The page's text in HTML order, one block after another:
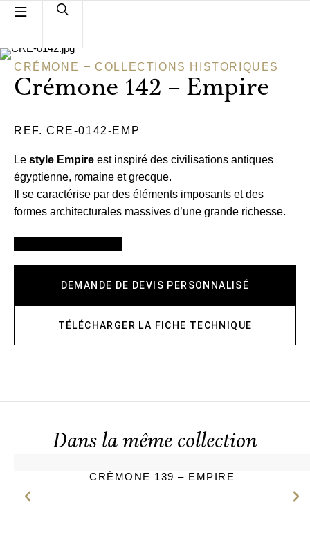
CRÉMONE COLLECTIONS HISTORIQUES
Crémone 142 – Empire
REF. CRE-0142-EMP
Le style Empire est inspiré des civilisations antiques
égyptienne, romaine et grecque.
Il se caractérise par des éléments imposants et des
formes architecturales massives d’une grande richesse.
DEMANDE DE DEVIS PERSONNALISÉ
TÉLÉCHARGER LA FICHE TECHNIQUE
Dans la même collection
CRÉMONE 139 – EMPIRE